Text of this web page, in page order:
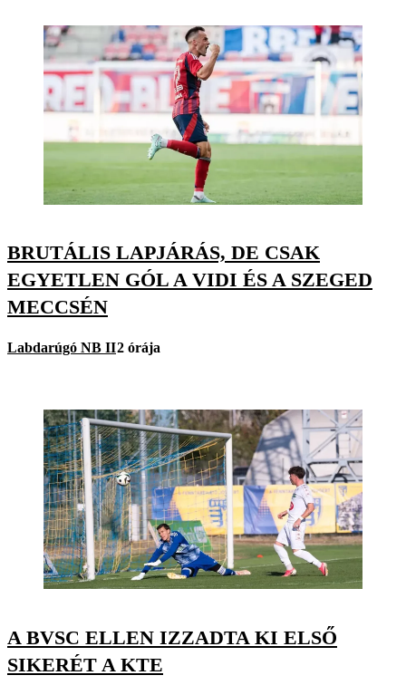
BRUTÁLIS LAPJÁRÁS, DE CSAK
EGYETLEN GÓL A VIDI ÉS A SZEGED
MECCSÉN
Labdarúgó NB II2 órája
A BVSC ELLEN IZZADTA KI ELSŐ
SIKERÉT A KTE